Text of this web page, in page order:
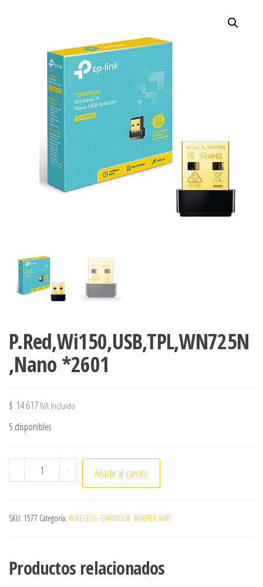
P.Red,Wi150,USB,TPL,WN725N
,Nano *2601
$ 14.617 IVA Incluido
5 disponibles
- P.Red,Wi150,USB,TPL,WN725N,Nano *2601 cantidad
+ Añadir al carrito
SKU: 1577 Categoría: WIRELESS -EXPANSOR -ROUTER WIFI
Productos relacionados